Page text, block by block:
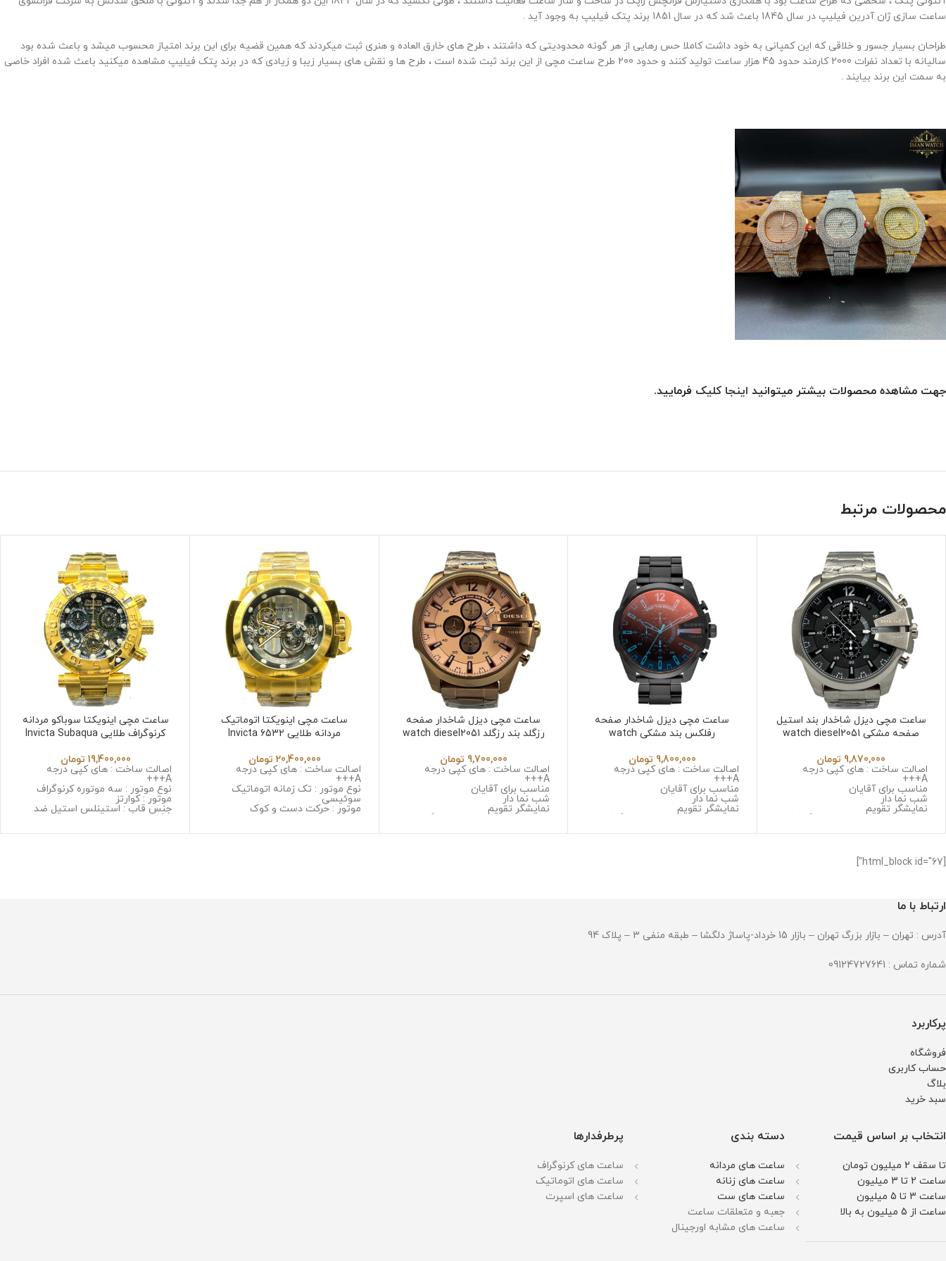
ساعت سازی ژان آدرین فیلیپ در سال 1845 باعث شد که در سال 1851 برند پتک فیلیپ به وجود آید .
طراحان بسیار جسور و خلاقی که این کمپانی به خود داشت کاملا حس رهایی از هر گونه محدودیتی که داشتند ، طرح های خارق العاده و هنری ثبت میکردند که همین قضیه برای این برند امتیاز محسوب میشد و باعث شده بود
سالیانه با تعداد نفرات 2000 کارمند حدود 45 هزار ساعت تولید کنند و حدود 200 طرح ساعت مچی از این برند ثبت شده است ، طرح ها و نقش های بسیار زیبا و زیادی که در برند پتک فیلیپ مشاهده میکنید باعث شده افراد خاصی
به سمت این برند بیایند .
جهت مشاهده محصولات بیشتر میتوانید اینجا کلیک فرمایید.
محصولات مرتبط
ساعت مچی دیزل شاخدار بند استیل
صفحه مشکی watch diesel2051
9,870,000 تومان
اصالت ساخت : های کپی درجه
A+++
مناسب برای آقایان
شب نما دار
نمایشگر تقویم
نوع موتور : سه موتوره کرنوگراف
جنس قاب : استینلس استیل ضد
جنس شیشه : صافیر کریستال ضد
خش
وزن : 211 گرم
ساعت مچی دیزل شاخدار صفحه
رفلکس بند مشکی watch
9,800,000 تومان
اصالت ساخت : های کپی درجه
A+++
مناسب برای آقایان
شب نما دار
نمایشگر تقویم
نوع موتور : سه موتوره کرنوگراف
جنس قاب : استینلس استیل ضد
ساعت مچی دیزل شاخدار صفحه
رزگلد بند رزگلد watch diesel2051
9,700,000 تومان
اصالت ساخت : های کپی درجه
A+++
مناسب برای آقایان
شب نما دار
نمایشگر تقویم
نوع موتور : سه موتوره کرنوگراف
جنس قاب : استینلس استیل ضد
ساعت مچی اینویکتا اتوماتیک
مردانه طلایی Invicta 6532
20,400,000 تومان
اصالت ساخت : های کپی درجه
A+++
نوع موتور : تک زمانه اتوماتیک
سوئیسی
موتور : حرکت دست و کوک
جنس شیشه : مینرال گلس با
ساعت مچی اینویکتا سوباکو مردانه
کرنوگراف طلایی Invicta Subaqua
19,400,000 تومان
اصالت ساخت : های کپی درجه
A+++
نوع موتور : سه موتوره کرنوگراف
موتور : کوارتز
جنس قاب : استینلس استیل ضد
زنگ و ضد حساسیت
جنس بند : استینلس استیل ضد زنگ
[html_block id="67"]
ارتباط با ما
آدرس : تهران – بازار بزرگ تهران – بازار 15 خرداد-پاساژ دلگشا – طبقه منفی 3 – پلاک 94
شماره تماس : 09124727641
پرکاربرد
فروشگاه
حساب کاربری
بلاگ
سبد خرید
انتخاب بر اساس قیمت
تا سقف 2 میلیون تومان
ساعت 2 تا 3 میلیون
ساعت 3 تا 5 میلیون
ساعت از 5 میلیون به بالا
دسته بندی
ساعت های مردانه
ساعت های زنانه
ساعت های ست
جعبه و متعلقات ساعت
ساعت های مشابه اورجینال
پرطرفدارها
ساعت های کرنوگراف
ساعت های اتوماتیک
ساعت های اسپرت